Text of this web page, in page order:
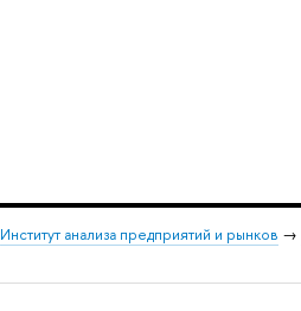
Институт анализа предприятий и рынков →